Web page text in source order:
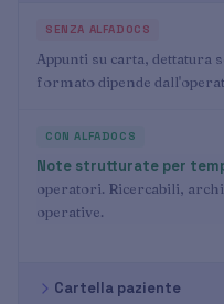
Appunti su carta, dettatura
formato dipende
Note strutturate per
operatori. Ricercabili,
operative.
Cartella paziente